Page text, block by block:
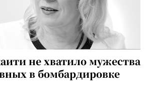
не хватило мужества
в бомбардировке